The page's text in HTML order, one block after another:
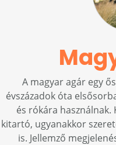
A magyar agár egy
évszázadok óta
és rókára
kitartó, ugyanakkor
is. Jellemző